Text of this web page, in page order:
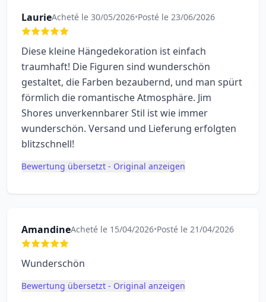
LaurieAcheté le 30/05/2026•Posté le 23/06/2026
Diese kleine Hängedekoration ist einfach
traumhaft! Die Figuren sind wunderschön
gestaltet, die Farben bezaubernd, und man spürt
förmlich die romantische Atmosphäre. Jim
Shores unverkennbarer Stil ist wie immer
wunderschön. Versand und Lieferung erfolgten
blitzschnell!
Bewertung übersetzt - Original anzeigen
AmandineAcheté le 15/04/2026•Posté le 21/04/2026
Wunderschön
Bewertung übersetzt - Original anzeigen